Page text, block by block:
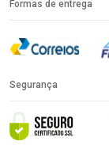
Formas de entrega
Segurança